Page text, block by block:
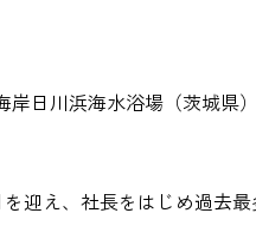
日川浜海水浴場（茨城県
迎え、社長をはじめ過去最